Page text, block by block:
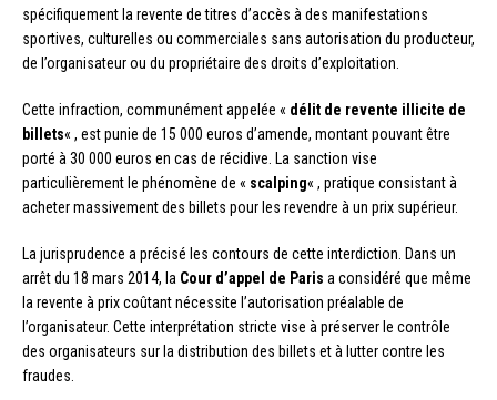
spécifiquement la revente de titres d’accès à des manifestations
sportives, culturelles ou commerciales sans autorisation du producteur,
de l’organisateur ou du propriétaire des droits d’exploitation.
Cette infraction, communément appelée « délit de revente illicite de
billets« , est punie de 15 000 euros d’amende, montant pouvant être
porté à 30 000 euros en cas de récidive. La sanction vise
particulièrement le phénomène de « scalping« , pratique consistant à
acheter massivement des billets pour les revendre à un prix supérieur.
La jurisprudence a précisé les contours de cette interdiction. Dans un
arrêt du 18 mars 2014, la Cour d’appel de Paris a considéré que même
la revente à prix coûtant nécessite l’autorisation préalable de
l’organisateur. Cette interprétation stricte vise à préserver le contrôle
des organisateurs sur la distribution des billets et à lutter contre les
fraudes.